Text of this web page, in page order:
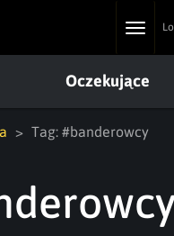
Toggle
Oczekujące
Tag: #banderowcy